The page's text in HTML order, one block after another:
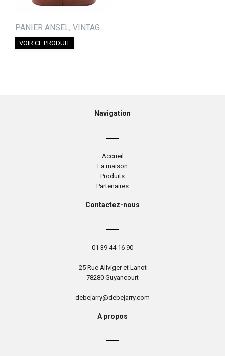
PANIER ANSEL, VINTAG...
VOIR CE PRODUIT
Navigation
Accueil
La maison
Produits
Partenaires
Contactez-nous
01 39 44 16 90
25 Rue Allviger et Lanot
78280 Guyancourt
debejarry@debejarry.com
A propos